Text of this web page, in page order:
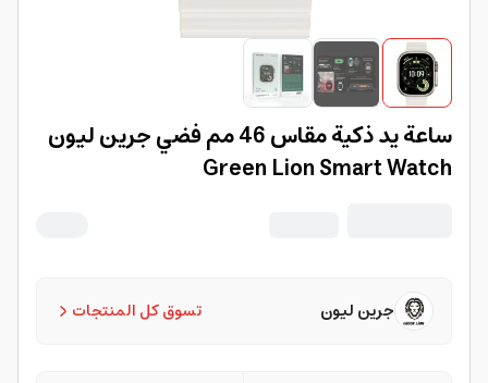
ساعة يد ذكية مقاس 46 مم فضي جرين ليون
Green Lion Smart Watch
تسوق كل المنتجات جرين ليون